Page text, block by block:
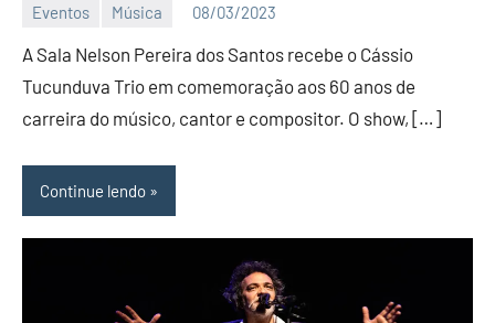
Eventos Música 08/03/2023
D
Nit
A Sala Nelson Pereira dos Santos recebe o Cássio
Tucunduva Trio em comemoração aos 60 anos de
carreira do músico, cantor e compositor. O show, […]
Continue lendo